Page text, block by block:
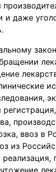
и даже
ввоз в
из